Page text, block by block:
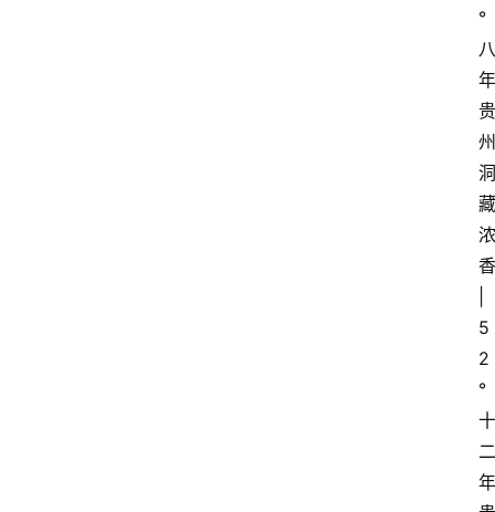
°
八
年
贵
州
洞
藏
浓
香
5
2
°
十
二
年